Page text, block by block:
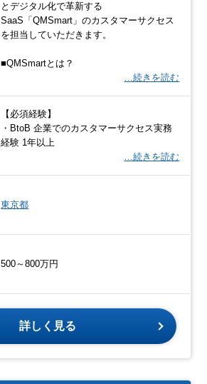
とデジタル化で革新する
SaaS「QMSmart」のカスタマーサクセス
を担当していただきます。
■QMSmartとは？
…続きを読む
【必須経験】
・BtoB 企業でのカスタマーサクセス実務
経験 1年以上
…続きを読む
東京都
500～800万円
詳しく見る